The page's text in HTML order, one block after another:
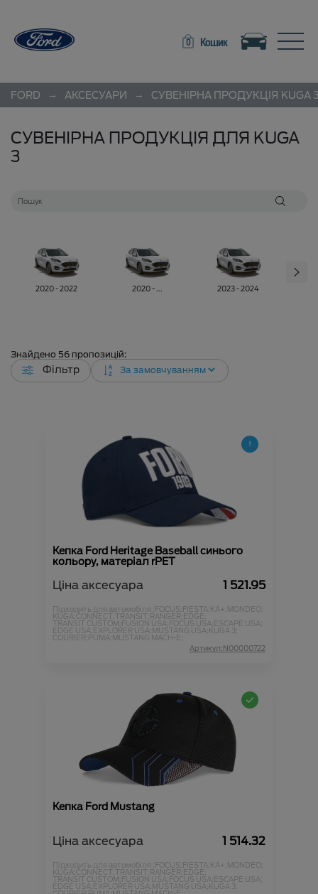
0 Кошик Toggle navigation
FORD → АКСЕСУАРИ → СУВЕНІРНА ПРОДУКЦІЯ KUGA
СУВЕНІРНА ПРОДУКЦІЯ ДЛЯ KUGA
3
2020 - 2022 2020 - ... 2023 - 2024
Знайдено 56 пропозицій:
Фільтр
Кепка Ford Heritage Baseball синього
кольору, матеріал rPET
Ціна аксесуара 1 521.95
Підходить для автомобіля :FOCUS;FIESTA;KA+;MONDEO;
KUGA;CONNECT;TRANSIT;RANGER;EDGE;
TRANSIT CUSTOM;FUSION USA;FOCUS USA;ESCAPE USA;
EDGE USA;EXPLORER USA;MUSTANG USA;KUGA 3;
COURIER;PUMA;MUSTANG MACH-E;
Артикул:N00000722
Кепка Ford Mustang
Ціна аксесуара 1 514.32
Підходить для автомобіля :FOCUS;FIESTA;KA+;MONDEO;
KUGA;CONNECT;TRANSIT;RANGER;EDGE;
TRANSIT CUSTOM;FUSION USA;FOCUS USA;ESCAPE USA;
EDGE USA;EXPLORER USA;MUSTANG USA;KUGA 3;